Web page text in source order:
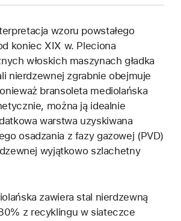
wzoru powstałego
koniec XIX w. Pleciona
włoskich maszynach gładka
nierdzewnej zgrabnie obejmuje
bransoleta mediolańska
można ją idealnie
warstwa uzyskiwana
osadzania z fazy gazowej (PVD)
wyjątkowo szlachetny
zawiera stal nierdzewną
z recyklingu w siateczce